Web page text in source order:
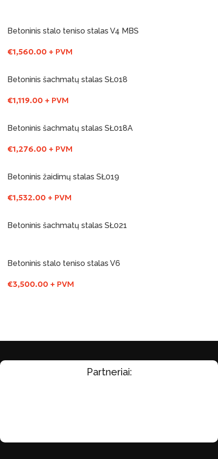
Betoninis stalo teniso stalas V4 MBS
€1,560.00 + PVM
Betoninis šachmatų stalas SŁ018
€1,119.00 + PVM
Betoninis šachmatų stalas SŁ018A
€1,276.00 + PVM
Betoninis žaidimų stalas SŁ019
€1,532.00 + PVM
Betoninis šachmatų stalas SŁ021
Betoninis stalo teniso stalas V6
€3,500.00 + PVM
Partneriai: